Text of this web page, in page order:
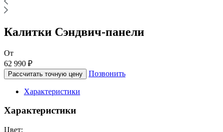
Калитки Сэндвич-панели
От
62 990 ₽
Рассчитать точную цену Позвонить
Характеристики
Характеристики
Цвет: